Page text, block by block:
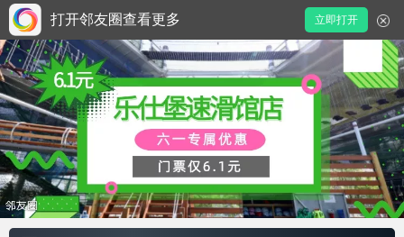
打开邻友圈查看更多 立即打开